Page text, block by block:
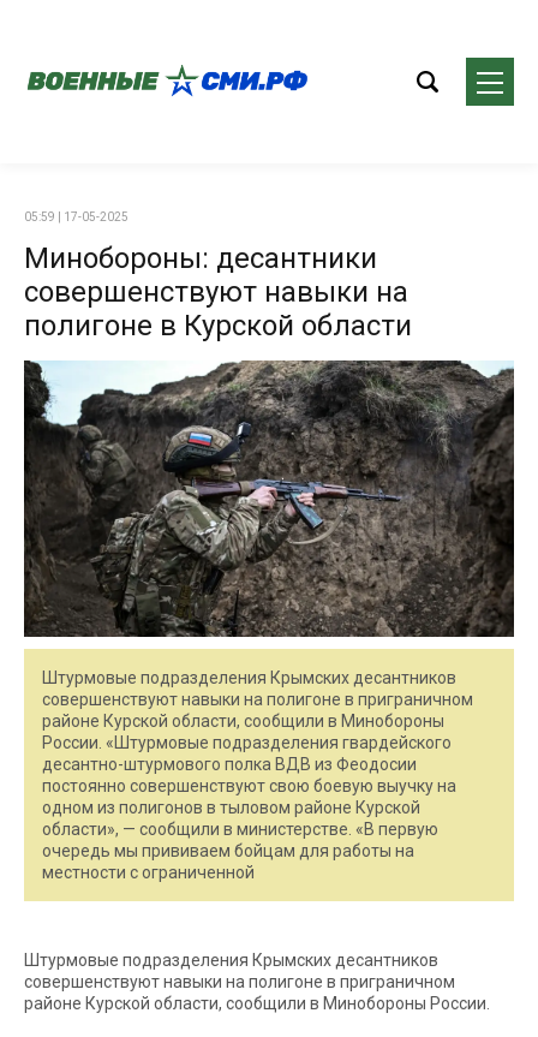
05:59 | 17-05-2025
Минобороны: десантники
совершенствуют навыки на
полигоне в Курской области
Штурмовые подразделения Крымских десантников
совершенствуют навыки на полигоне в приграничном
районе Курской области, сообщили в Минобороны
России. «Штурмовые подразделения гвардейского
десантно-штурмового полка ВДВ из Феодосии
постоянно совершенствуют свою боевую выучку на
одном из полигонов в тыловом районе Курской
области», — сообщили в министерстве. «В первую
очередь мы прививаем бойцам для работы на
местности с ограниченной
Штурмовые подразделения Крымских десантников
совершенствуют навыки на полигоне в приграничном
районе Курской области, сообщили в Минобороны России.